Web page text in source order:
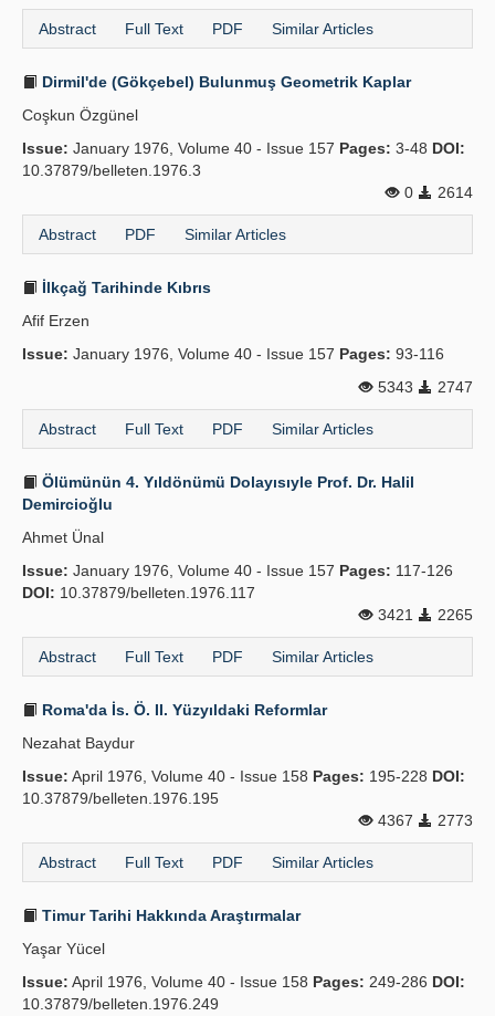
Abstract Full Text PDF Similar Articles
Dirmil'de (Gökçebel) Bulunmuş Geometrik Kaplar
Coşkun Özgünel
Issue: January 1976, Volume 40 - Issue 157 Pages: 3-48 DOI:
10.37879/belleten.1976.3
0
2614
Abstract PDF Similar Articles
İlkçağ Tarihinde Kıbrıs
Afif Erzen
Issue: January 1976, Volume 40 - Issue 157 Pages: 93-116
5343
2747
Abstract Full Text PDF Similar Articles
Ölümünün 4. Yıldönümü Dolayısıyle Prof. Dr. Halil
Demircioğlu
Ahmet Ünal
Issue: January 1976, Volume 40 - Issue 157 Pages: 117-126
DOI: 10.37879/belleten.1976.117
3421
2265
Abstract Full Text PDF Similar Articles
Roma'da İs. Ö. II. Yüzyıldaki Reformlar
Nezahat Baydur
Issue: April 1976, Volume 40 - Issue 158 Pages: 195-228 DOI:
10.37879/belleten.1976.195
4367
2773
Abstract Full Text PDF Similar Articles
Timur Tarihi Hakkında Araştırmalar
Yaşar Yücel
Issue: April 1976, Volume 40 - Issue 158 Pages: 249-286 DOI:
10.37879/belleten.1976.249